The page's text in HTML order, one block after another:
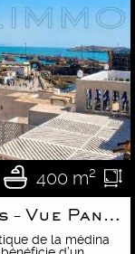
400 m²
Maison d’Hôtes de 9 Suites – Vue Panoramique sur l’Océan
de la médina